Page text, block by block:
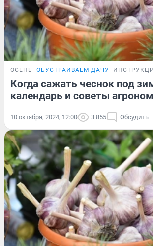
ОСЕНЬ ОБУСТРАИВАЕМ ДАЧУ
Когда сажать чеснок под
календарь и советы
10 октября, 2024, 12:00 3 855 Обсудить